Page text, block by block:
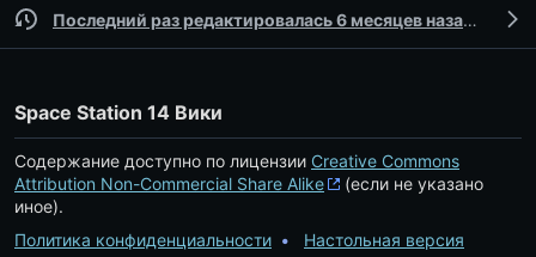
Последний раз редактировалась 6 месяцев назад
Space Station 14 Вики
Содержание доступно по лицензии Creative Commons
Attribution Non-Commercial Share Alike
(если не указано
иное).
Политика конфиденциальности
Настольная версия